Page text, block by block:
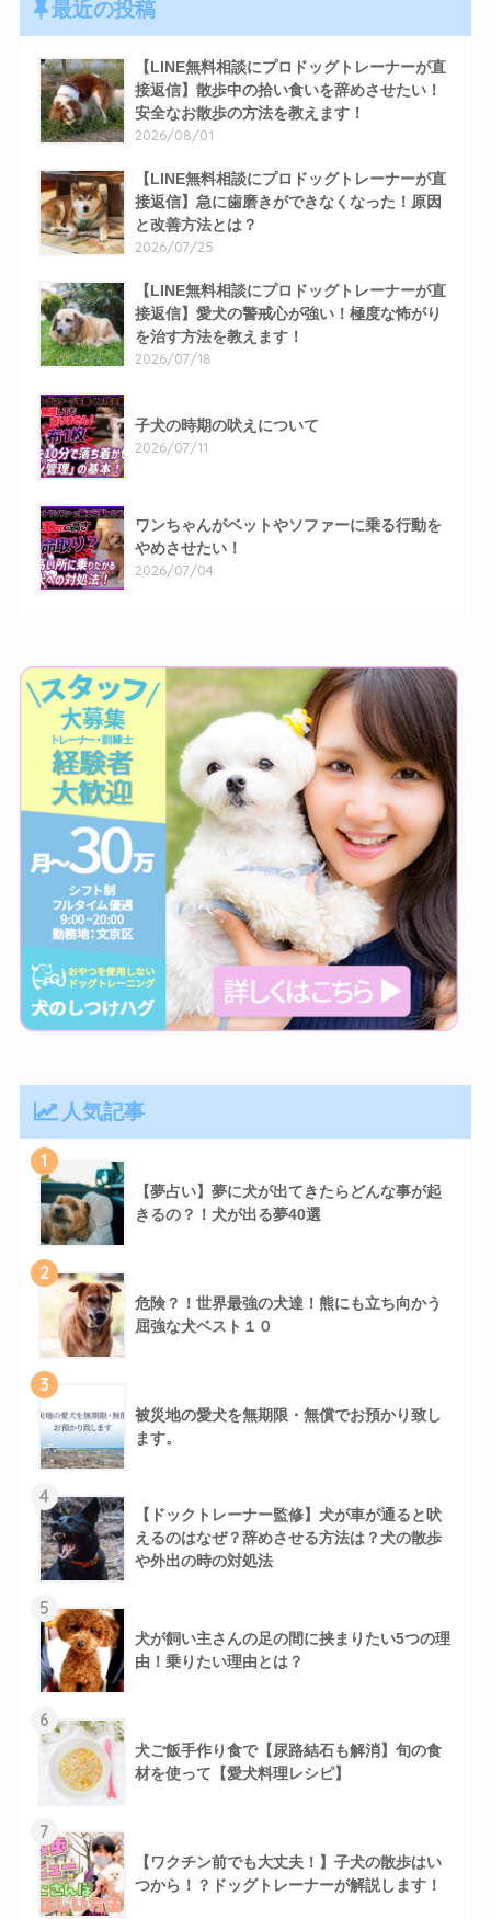
最近の投稿
【LINE無料相談にプロドッグトレーナーが直
接返信】散歩中の拾い食いを辞めさせたい！
安全なお散歩の方法を教えます！
2026/08/01
【LINE無料相談にプロドッグトレーナーが直
接返信】急に歯磨きができなくなった！原因
と改善方法とは？
2026/07/25
【LINE無料相談にプロドッグトレーナーが直
接返信】愛犬の警戒心が強い！極度な怖がり
を治す方法を教えます！
2026/07/18
子犬の時期の吠えについて
2026/07/11
ワンちゃんがベットやソファーに乗る行動を
やめさせたい！
2026/07/04
人気記事
1
【夢占い】夢に犬が出てきたらどんな事が起
きるの？！犬が出る夢40選
2
危険？！世界最強の犬達！熊にも立ち向かう
屈強な犬ベスト１０
3
被災地の愛犬を無期限・無償でお預かり致し
ます。
4
【ドックトレーナー監修】犬が車が通ると吠
えるのはなぜ？辞めさせる方法は？犬の散歩
や外出の時の対処法
5
犬が飼い主さんの足の間に挟まりたい5つの理
由！乗りたい理由とは？
6
犬ご飯手作り食で【尿路結石も解消】旬の食
材を使って【愛犬料理レシピ】
7
【ワクチン前でも大丈夫！】子犬の散歩はい
つから！？ドッグトレーナーが解説します！